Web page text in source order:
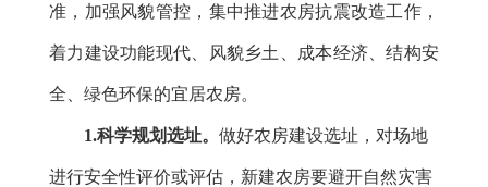
准，加强风貌管控，集中推进农房抗震改造工作，
着力建设功能现代、风貌乡土、成本经济、结构安
全、绿色环保的宜居农房。
1.科学规划选址。做好农房建设选址，对场地
进行安全性评价或评估，新建农房要避开自然灾害